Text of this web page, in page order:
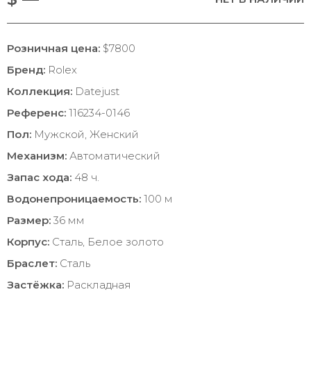
Розничная цена: $7800
Бренд: Rolex
Коллекция: Datejust
Референс: 116234-0146
Пол: Мужской, Женский
Механизм: Автоматический
Запас хода: 48 ч.
Водонепроницаемость: 100 м
Размер: 36 мм
Корпус: Сталь, Белое золото
Браслет: Сталь
Застёжка: Раскладная